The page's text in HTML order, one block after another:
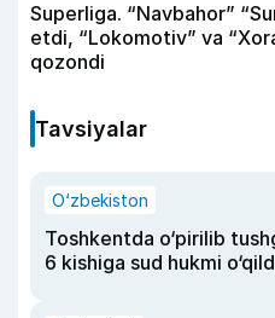
Superliga. “Navbahor”
etdi, “Lokomotiv” va
qozondi
Tavsiyalar
O‘zbekiston
Toshkentda o‘pirilib
6 kishiga sud hukmi